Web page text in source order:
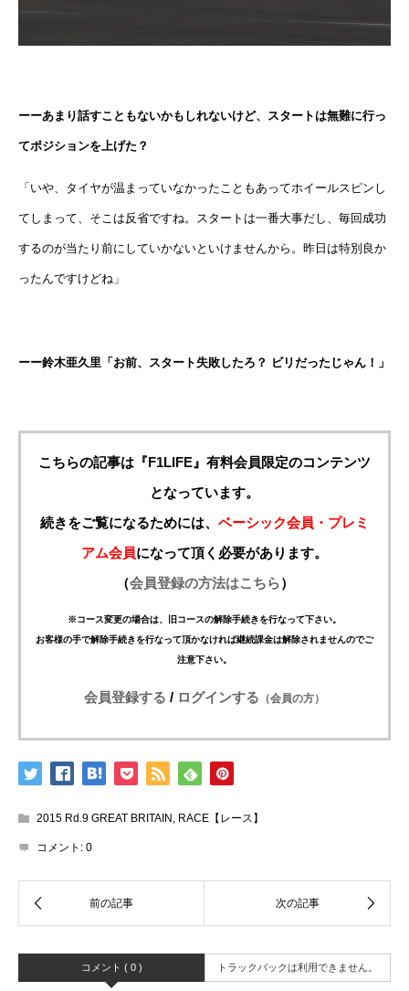
ーーあまり話すこともないかもしれないけど、スタートは無難に行っ
てポジションを上げた？
「いや、タイヤが温まっていなかったこともあってホイールスピンし
てしまって、そこは反省ですね。スタートは一番大事だし、毎回成功
するのが当たり前にしていかないといけませんから。昨日は特別良か
ったんですけどね」
ーー鈴木亜久里「お前、スタート失敗したろ？ ビリだったじゃん！」
こちらの記事は『F1LIFE』有料会員限定のコンテンツ
となっています。
続きをご覧になるためには、 ベーシック会員・プレミ
アム会員になって頂く必要があります。
（会員登録の方法はこちら）
※コース変更の場合は、旧コースの解除手続きを行なって下さい。
お客様の手で解除手続きを行なって頂かなければ継続課金は解除されませんのでご
注意下さい。
会員登録する / ログインする （会員の方）
2015 Rd.9 GREAT BRITAIN , RACE【レース】
コメント: 0
コメント ( 0 ) トラックバックは利用できません。